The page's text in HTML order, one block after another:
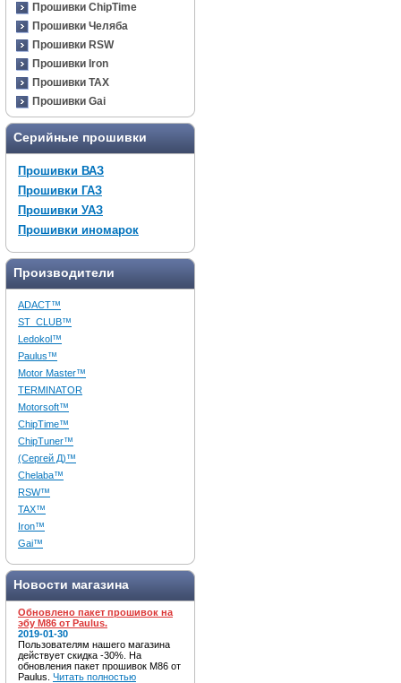
Прошивки ChipTime
Прошивки Челяба
Прошивки RSW
Прошивки Iron
Прошивки TAX
Прошивки Gai
Серийные прошивки
Прошивки ВАЗ
Прошивки ГАЗ
Прошивки УАЗ
Прошивки иномарок
Производители
ADACT™
ST_CLUB™
Ledokol™
Paulus™
Motor Master™
TERMINATOR
Motorsoft™
ChipTime™
ChipTuner™
(Сергей Д)™
Chelaba™
RSW™
TAX™
Iron™
Gai™
Новости магазина
Обновлено пакет прошивок на
эбу M86 от Paulus.
2019-01-30
Пользователям нашего магазина
действует скидка -30%. На
обновления пакет прошивок M86 от
Paulus. Читать полностью